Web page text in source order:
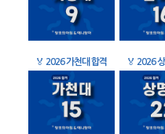
🏅 2026 가천대 합격 🏅 2026